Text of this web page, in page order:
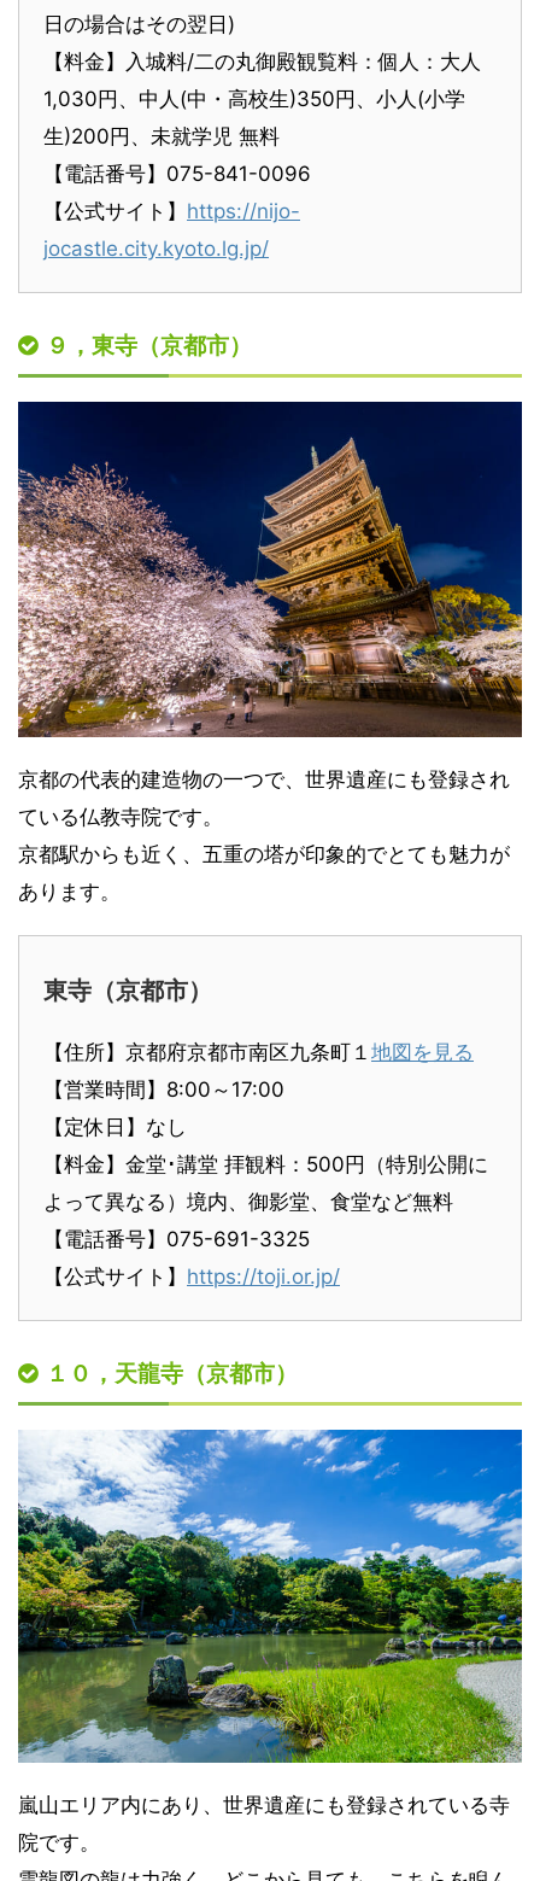
日の場合はその翌日)
【料金】入城料/二の丸御殿観覧料：個人：大人
1,030円、中人(中・高校生)350円、小人(小学
生)200円、未就学児 無料
【電話番号】075-841-0096
【公式サイト】 https://nijo-
jocastle.city.kyoto.lg.jp/
９，東寺（京都市）
京都の代表的建造物の一つで、世界遺産にも登録され
ている仏教寺院です。
京都駅からも近く、五重の塔が印象的でとても魅力が
あります。
東寺（京都市）
【住所】京都府京都市南区九条町１ 地図を見る
【営業時間】8:00～17:00
【定休日】なし
【料金】金堂･講堂 拝観料：500円（特別公開に
よって異なる）境内、御影堂、食堂など無料
【電話番号】075-691-3325
【公式サイト】 https://toji.or.jp/
１０，天龍寺（京都市）
嵐山エリア内にあり、世界遺産にも登録されている寺
院です。